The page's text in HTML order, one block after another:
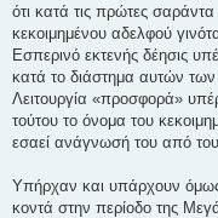
ότι κατά τις πρώτες
κεκοιμημένου αδελφού
Εσπερινό εκτενής δέησις
κατά το διάστημα αυτών
Λειτουργία «προσφορά»
τούτου το όνομα του
εσαεί ανάγνωσή του από
Υπήρχαν και υπάρχουν όμως
κοντά στην περίοδο της